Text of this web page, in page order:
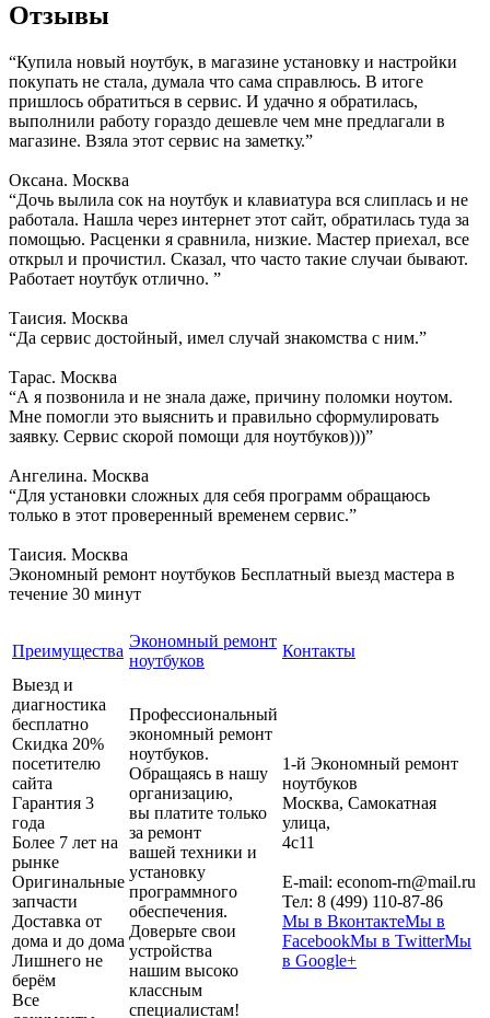
Отзывы
“Купила новый ноутбук, в магазине установку и настройки
покупать не стала, думала что сама справлюсь. В итоге
пришлось обратиться в сервис. И удачно я обратилась,
выполнили работу гораздо дешевле чем мне предлагали в
магазине. Взяла этот сервис на заметку.”
Оксана. Москва
“Дочь вылила сок на ноутбук и клавиатура вся слиплась и не
работала. Нашла через интернет этот сайт, обратилась туда за
помощью. Расценки я сравнила, низкие. Мастер приехал, все
открыл и прочистил. Сказал, что часто такие случаи бывают.
Работает ноутбук отлично. ”
Таисия. Москва
“Да сервис достойный, имел случай знакомства с ним.”
Тарас. Москва
“А я позвонила и не знала даже, причину поломки ноутом.
Мне помогли это выяснить и правильно сформулировать
заявку. Сервис скорой помощи для ноутбуков)))”
Ангелина. Москва
“Для установки сложных для себя программ обращаюсь
только в этот проверенный временем сервис.”
Таисия. Москва
Экономный ремонт ноутбуков Бесплатный выезд мастера в
течение 30 минут
Преимущества
Экономный ремонт
ноутбуков
Контакты
Выезд и
диагностика
бесплатно
Скидка 20%
посетителю
сайта
Гарантия 3
года
Более 7 лет на
рынке
Оригинальные
запчасти
Доставка от
дома и до дома
Лишнего не
берём
Все
Профессиональный
экономный ремонт
ноутбуков.
Обращаясь в нашу
организацию,
вы платите только
за ремонт
вашей техники и
установку
программного
обеспечения.
Доверьте свои
устройства
нашим высоко
классным
специалистам!
1-й Экономный ремонт
ноутбуков
Москва, Самокатная
улица,
4с11
E-mail: econom-rn@mail.ru
Тел: 8 (499) 110-87-86
Мы в ВконтактеМы в
FacebookМы в TwitterМы
в Google+